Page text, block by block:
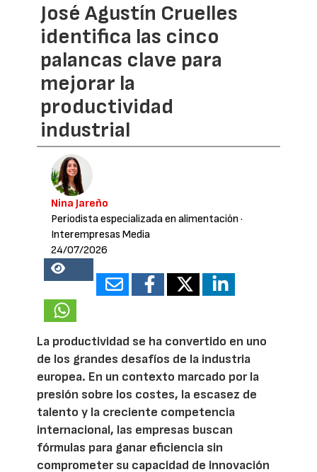
José Agustín Cruelles
identifica las cinco
palancas clave para
mejorar la
productividad
industrial
Nina Jareño
Periodista especializada en alimentación ·
Interempresas Media
24/07/2026
19678
La productividad se ha convertido en uno
de los grandes desafíos de la industria
europea. En un contexto marcado por la
presión sobre los costes, la escasez de
talento y la creciente competencia
internacional, las empresas buscan
fórmulas para ganar eficiencia sin
comprometer su capacidad de innovación